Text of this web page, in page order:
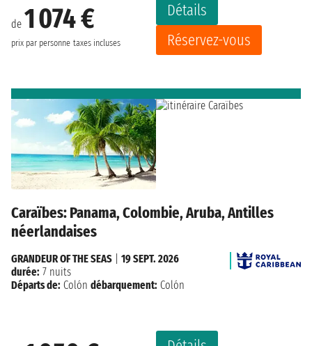
de 1 074 €
prix par personne taxes incluses
Détails
Réservez-vous
Caraïbes: Panama, Colombie, Aruba, Antilles
néerlandaises
GRANDEUR OF THE SEAS
19 SEPT. 2026
durée: 7 nuits
Départs de: Colón débarquement: Colón